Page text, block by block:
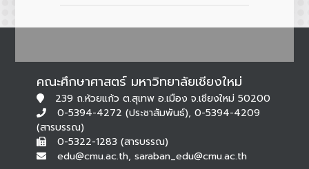
คณะศึกษาศาสตร์ มหาวิทยาลัยเชียงใหม่
239 ถ.ห้วยแก้ว ต.สุเทพ อ.เมือง จ.เชียงใหม่ 50200
0-5394-4272 (ประชาสัมพันธ์), 0-5394-4209
(สารบรรณ)
0-5322-1283 (สารบรรณ)
edu@cmu.ac.th, saraban_edu@cmu.ac.th